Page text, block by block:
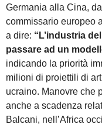
Germania alla Cina,
commissario europeo
a dire: “L’industria
passare ad un
indicando la priorità
milioni di proiettili di
ucraino. Manovre che
anche a scadenza
Balcani, nell’Africa